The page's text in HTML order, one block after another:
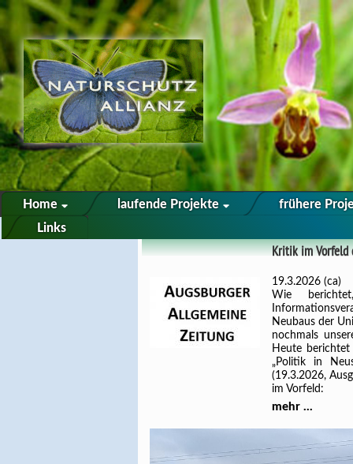
Home laufende Projekte
frühere
Links
Kritik im Vorfeld
19.3.2026 (ca)
Wie
Neubaus der
nochmals
Heute
„Politik in
(19.3.2026,
im Vorfeld:
mehr ...